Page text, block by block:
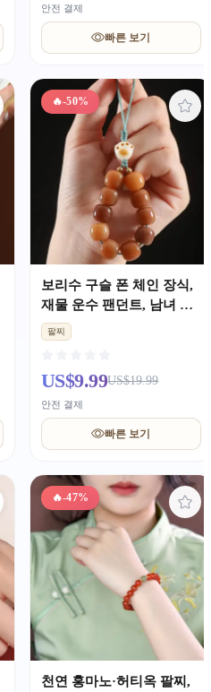
안전 결제
빠른 보기
🔥-50%
보리수 구슬 폰 체인 장식,
재물 운수 팬던트, 남녀 공
용 고급 폰케이스·가방 스
트랩
팔찌
US$9.99US$19.99
안전 결제
빠른 보기
🔥-47%
천연 홍마노·허티옥 팔찌,